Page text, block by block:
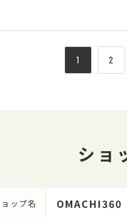
1 2
ショ
ップ名 OMACHI360